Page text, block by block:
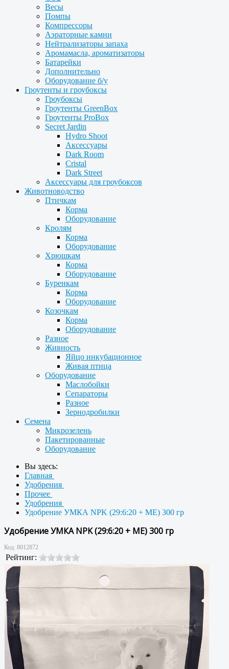
Весы
Помпы
Компрессоры
Аэраторные камни
Нейтрализаторы запаха
Аромамасла, ароматизаторы
Батарейки
Дополнительно
Оборудование б/у
Гроутенты и гроубоксы
Гроубоксы
Гроутенты GreenBox
Гроутенты ProBox
Secret Jardin
Hydro Shoot
Аксессуары
Dark Room
Cristal
Dark Street
Аксессуары для гроубоксов
Животноводство
Птичкам
Корма
Оборудование
Кролям
Корма
Оборудование
Хрюшкам
Корма
Оборудование
Буренкам
Корма
Оборудование
Козочкам
Корма
Оборудование
Разное
Живность
Яйцо инкубационное
Живая птица
Оборудование
Маслобойки
Сепараторы
Разное
Зернодробилки
Семена
Микрозелень
Пакетированные
Оборудование
Вы здесь:
Главная
Удобрения
Прочее
Удобрения
Удобрение УМКА NPK (29:6:20 + ME) 300 гр
Удобрение УМКА NPK (29:6:20 + ME) 300 гр
Код: 8012872
Рейтинг: